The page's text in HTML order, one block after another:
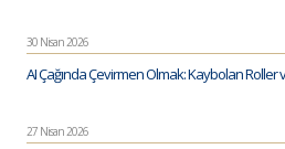
30 Nisan 2026
AI Çağında Çevirmen Olmak: Kaybolan Roller
27 Nisan 2026